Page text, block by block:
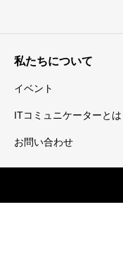
私たちについて
イベント
ITコミュニケーターとは
お問い合わせ